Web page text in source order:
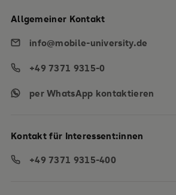
Allgemeiner Kontakt
info@mobile-university.de
+49 7371 9315-0
per WhatsApp kontaktieren
Kontakt für Interessent:innen
+49 7371 9315-400